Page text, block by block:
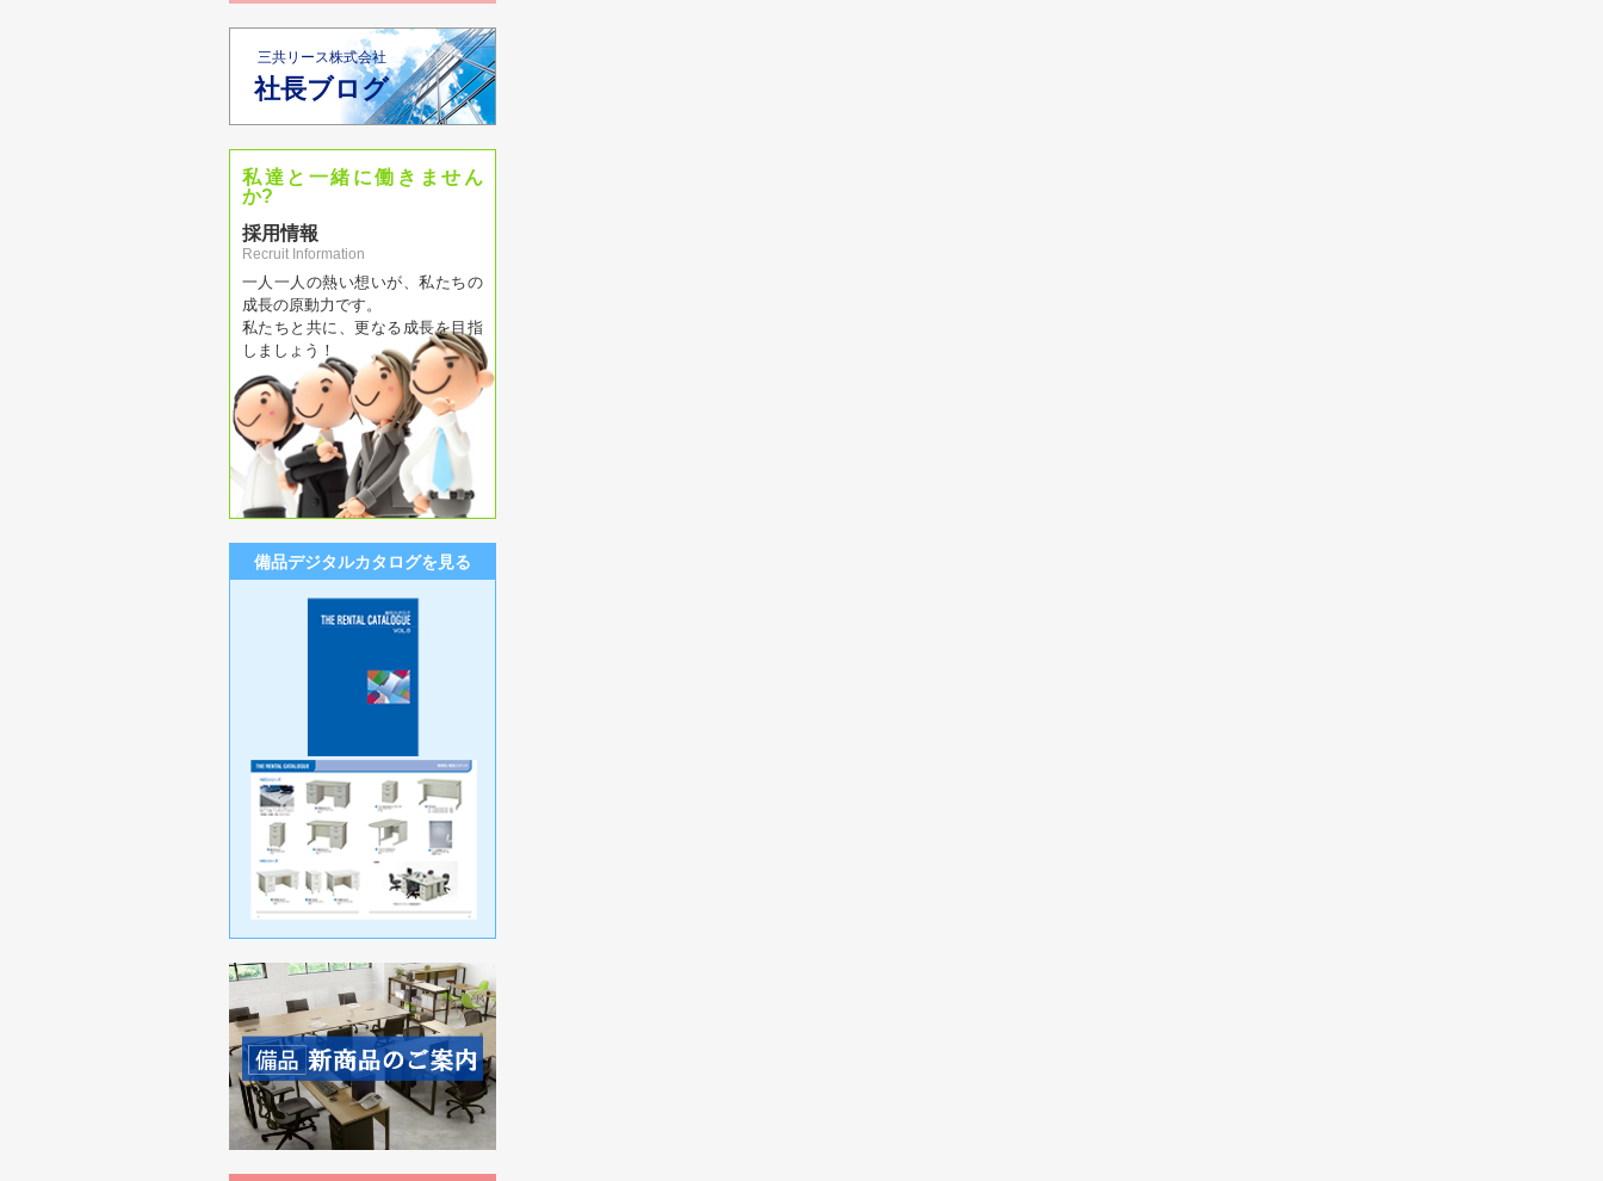
三共リース株式会社
社長ブログ
私達と一緒に働きません
か?
採用情報
Recruit Information
一人一人の熱い想いが、私たちの
成長の原動力です。
私たちと共に、更なる成長を目指
しましょう！
備品デジタルカタログを見る